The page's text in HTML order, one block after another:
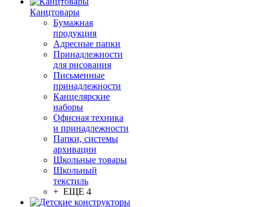
Канцтовары
Бумажная
продукция
Адресные папки
Принадлежности
для рисования
Письменные
принадлежности
Канцелярские
наборы
Офисная техника
и принадлежности
Папки, системы
архивации
Школьные товары
Школьный
текстиль
+ ЕЩЕ 4